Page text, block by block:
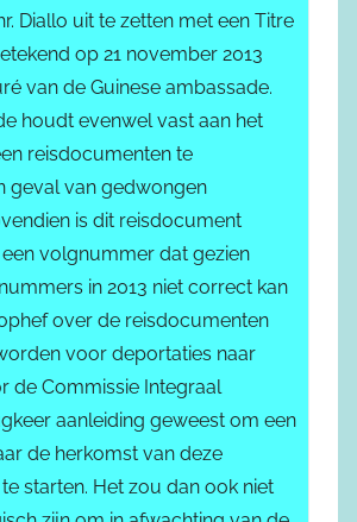
Diallo uit te zetten met een Titre
op 21 november 2013
van de Guinese ambassade.
houdt evenwel vast aan het
reisdocumenten te
geval van gedwongen
is dit reisdocument
volgnummer dat gezien
in 2013 niet correct kan
over de reisdocumenten
voor deportaties naar
de Commissie Integraal
aanleiding geweest om een
de herkomst van deze
starten. Het zou dan ook niet